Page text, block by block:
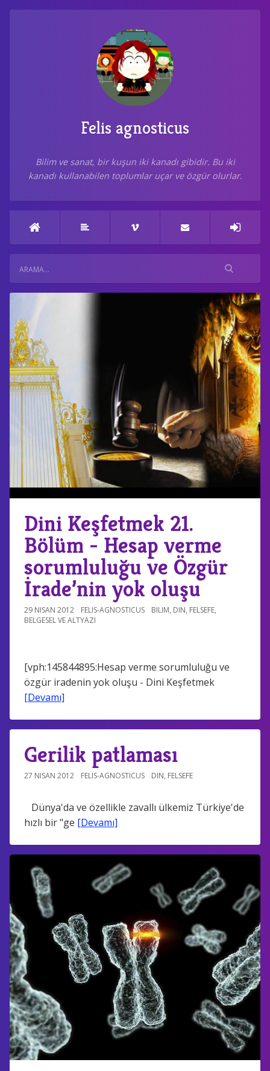
Felis agnosticus
Bilim ve sanat, bir kuşun iki kanadı gibidir. Bu iki
kanadı kullanabilen toplumlar uçar ve özgür olurlar.
Dini Keşfetmek 21.
Bölüm - Hesap verme
sorumluluğu ve Özgür
İrade’nin yok oluşu
29 NISAN 2012 FELIS-AGNOSTICUS BILIM, DIN, FELSEFE,
BELGESEL VE ALTYAZI
[vph:145844895:Hesap verme sorumluluğu ve
özgür iradenin yok oluşu - Dini Keşfetmek
[Devamı]
Gerilik patlaması
27 NISAN 2012 FELIS-AGNOSTICUS DIN, FELSEFE
Dünya'da ve özellikle zavallı ülkemiz Türkiye'de
hızlı bir "ge [Devamı]